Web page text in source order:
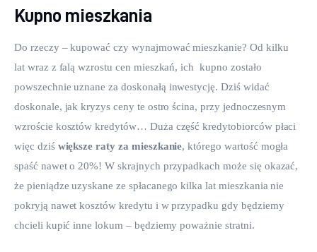
Kupno mieszkania
Do rzeczy – kupować czy wynajmować mieszkanie? Od kilku
lat wraz z falą wzrostu cen mieszkań, ich  kupno zostało
powszechnie uznane za doskonałą inwestycję. Dziś widać
doskonale, jak kryzys ceny te ostro ścina, przy jednoczesnym
wzroście kosztów kredytów… Duża część kredytobiorców płaci
więc dziś większe raty za mieszkanie, którego wartość mogła
spaść nawet o 20%! W skrajnych przypadkach może się okazać,
że pieniądze uzyskane ze spłacanego kilka lat mieszkania nie
pokryją nawet kosztów kredytu i w przypadku gdy będziemy
chcieli kupić inne lokum – będziemy poważnie stratni.